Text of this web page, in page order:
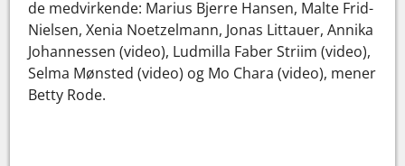
de medvirkende: Marius Bjerre Hansen, Malte Frid-
Nielsen, Xenia Noetzelmann, Jonas Littauer, Annika
Johannessen (video), Ludmilla Faber Striim (video),
Selma Mønsted (video) og Mo Chara (video), mener
Betty Rode.